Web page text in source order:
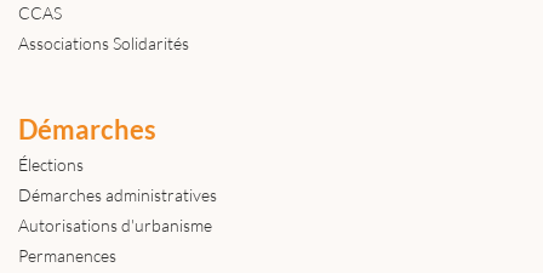
CCAS
Associations Solidarités
Démarches
Élections
Démarches administratives
Autorisations d'urbanisme
Permanences